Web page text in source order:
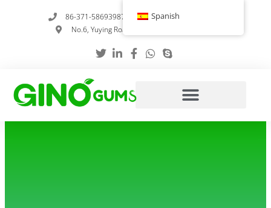
86-371-58693987
info@gumstabilizer.com
No.6, Yuying Road, Zhengzhou, Henan, China
Spanish